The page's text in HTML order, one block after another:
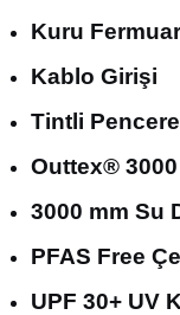
Kuru
Kablo Girişi
Tintli
Outtex®
3000 mm Su
PFAS Free
UPF 30+ UV